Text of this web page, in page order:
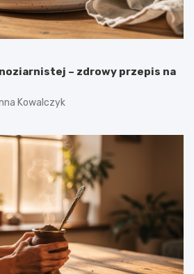
– zdrowy przepis na
Kowalczyk